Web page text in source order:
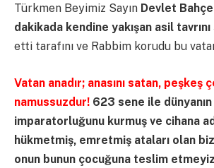
Türkmen Beyimiz Sayın Devlet
dakikada kendine yakışan asil
etti tarafını ve Rabbim korudu bu
Vatan anadır; anasını satan, peşkeş
namussuzdur! 623 sene ile
imparatorluğunu kurmuş ve cihana
hükmetmiş, emretmiş ataları olan
onun bunun çocuğuna teslim